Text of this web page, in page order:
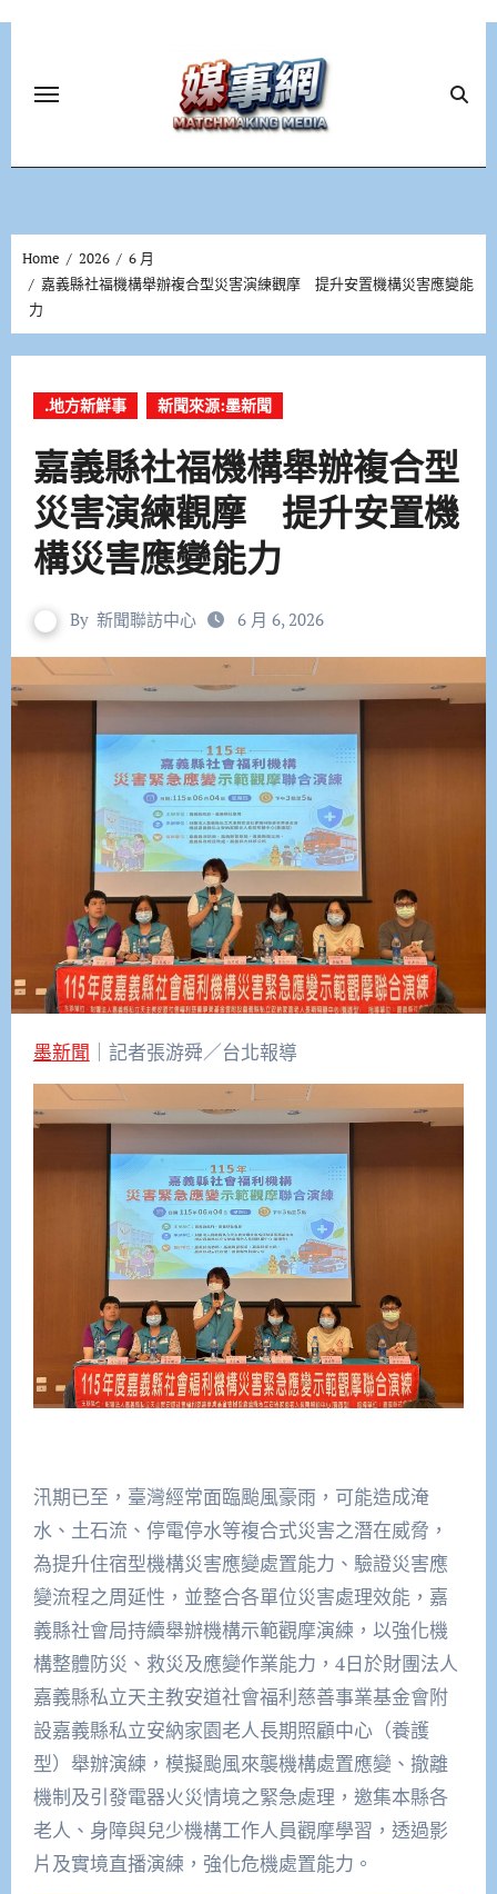
Home 2026
6 月
嘉義縣社福機構舉辦複合型災害演練觀摩 提升安置機構災害應變能
力
.地方新鮮事 新聞來源:墨新聞
嘉義縣社福機構舉辦複合型
災害演練觀摩 提升安置機
構災害應變能力
By 新聞聯訪中心 6 月 6, 2026
墨新聞 ｜記者張游舜／台北報導
汛期已至，臺灣經常面臨颱風豪雨，可能造成淹
水、土石流、停電停水等複合式災害之潛在威脅，
為提升住宿型機構災害應變處置能力、驗證災害應
變流程之周延性，並整合各單位災害處理效能，嘉
義縣社會局持續舉辦機構示範觀摩演練，以強化機
構整體防災、救災及應變作業能力，4日於財團法人
嘉義縣私立天主教安道社會福利慈善事業基金會附
設嘉義縣私立安納家園老人長期照顧中心（養護
型）舉辦演練，模擬颱風來襲機構處置應變、撤離
機制及引發電器火災情境之緊急處理，邀集本縣各
老人、身障與兒少機構工作人員觀摩學習，透過影
片及實境直播演練，強化危機處置能力。